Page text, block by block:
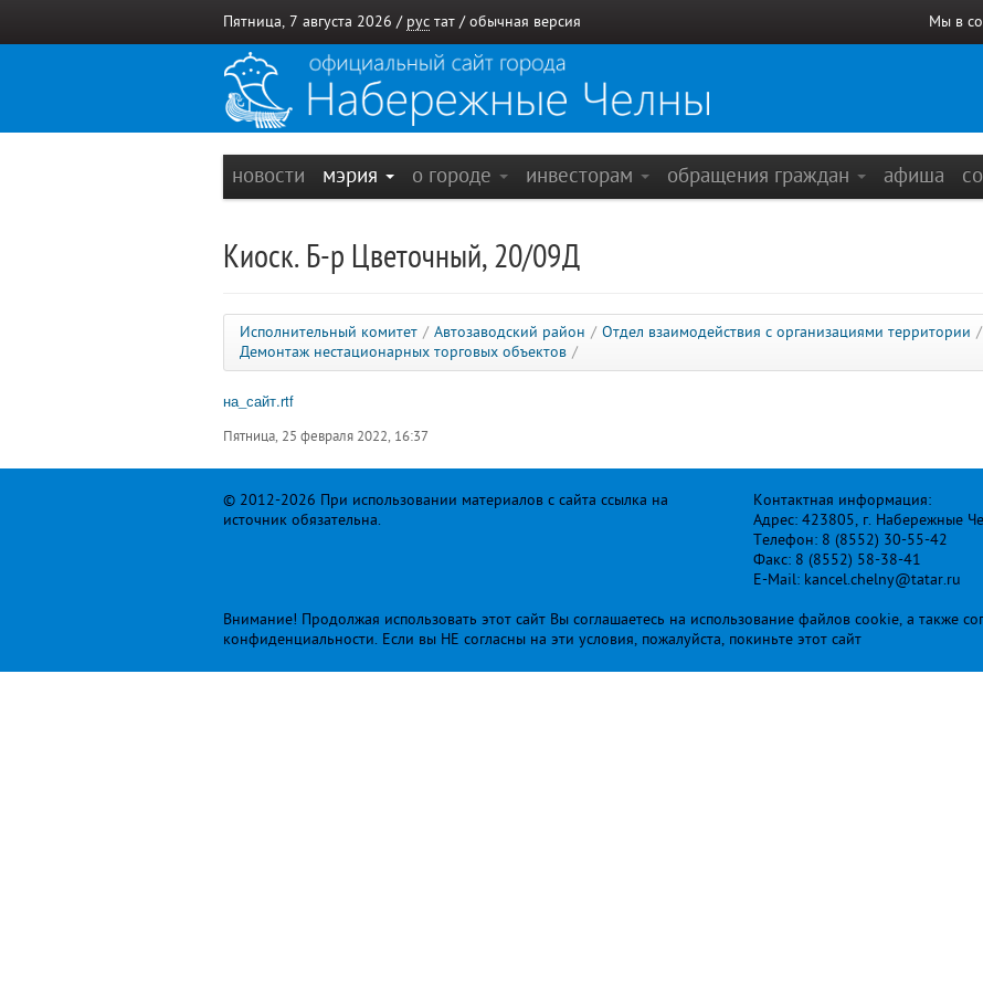
Пятница, 7 августа 2026 / рус тат / обычная версия Мы в
новости мэрия о городе инвесторам обращения граждан афиша
Киоск. Б-р Цветочный, 20/09Д
Исполнительный комитет / Автозаводский район / Отдел взаимодействия с организациями территории /
Демонтаж нестационарных торговых объектов /
на_сайт.rtf
Пятница, 25 февраля 2022, 16:37
© 2012-2026 При использовании материалов с сайта ссылка на
источник обязательна.
Контактная информация:
Адрес: 423805, г. Набережные
Телефон: 8 (8552) 30-55-42
Факс: 8 (8552) 58-38-41
E-Mail: kancel.chelny@tatar.ru
Внимание! Продолжая использовать этот сайт Вы соглашаетесь на использование файлов cookie, а также
конфиденциальности. Если вы НЕ согласны на эти условия, пожалуйста, покиньте этот сайт